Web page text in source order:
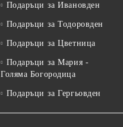
Подаръци за Ивановден
Подаръци за Тодоровден
Подаръци за Цветница
Подаръци за Мария -
Голяма Богородица
Подаръци за Гергьовден